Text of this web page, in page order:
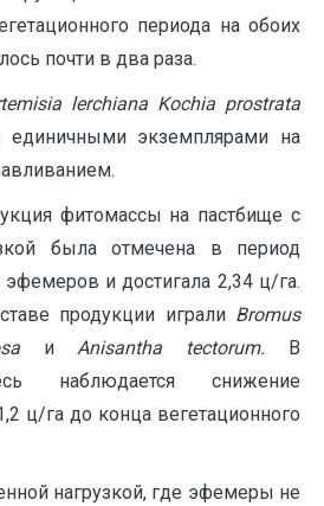
периода на обоих
почти в два раза.
lerchiana Kochia prostrata
единичными экземплярами на
фитомассы на пастбище с
была отмечена в период
эфемеров и достигала 2,34 ц/га.
продукции играли Bromus
иAnisantha tectorum. В
наблюдается снижение
ц/га до конца вегетационного
нагрузкой, где эфемеры не